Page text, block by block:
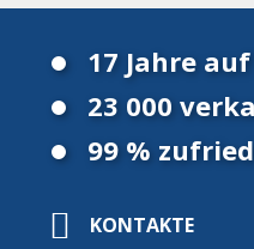
17 Jahre
23 000
99 %
KONTAKTE